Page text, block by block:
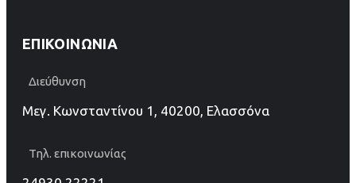
ΕΠΙΚΟΙΝΩΝΊΑ
Διεύθυνση
Μεγ. Κωνσταντίνου 1, 40200, Ελασσόνα
Τηλ. επικοινωνίας